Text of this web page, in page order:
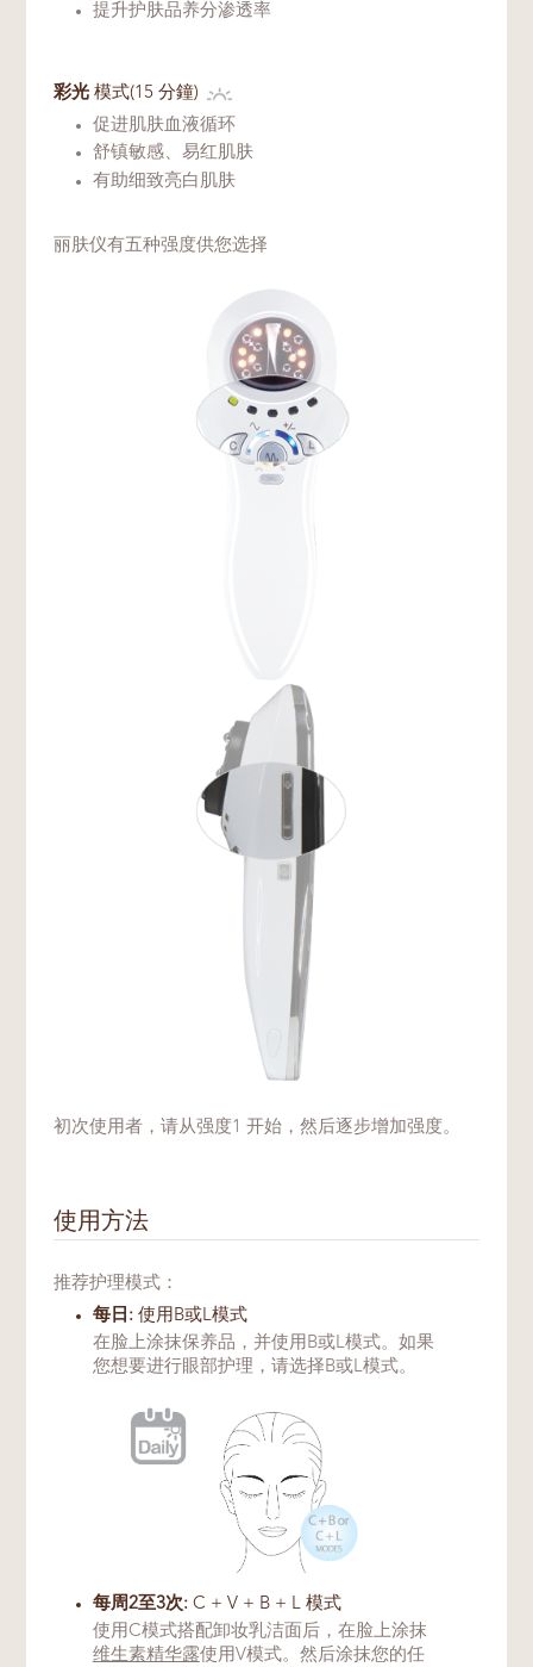
提升护肤品养分渗透率
彩光模式(15 分鐘)
促进肌肤血液循环
舒镇敏感、易红肌肤
有助细致亮白肌肤
丽肤仪有五种强度供您选择
初次使用者，请从强度1 开始，然后逐步增加强度。
使用方法
推荐护理模式：
每日:使用B或L模式
在脸上涂抹保养品，并使用B或L模式。如果
您想要进行眼部护理，请选择B或L模式。
每周2至3次:C + V + B + L 模式
使用C模式搭配卸妆乳洁面后，在脸上涂抹
维生素精华露使用V模式。然后涂抹您的任